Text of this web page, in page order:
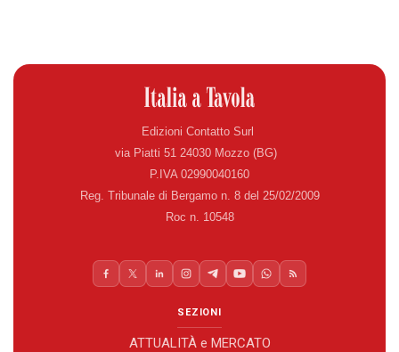
Edizioni Contatto Surl
via Piatti 51 24030 Mozzo (BG)
P.IVA 02990040160
Reg. Tribunale di Bergamo n. 8 del 25/02/2009
Roc n. 10548
SEZIONI
ATTUALITÀ e MERCATO